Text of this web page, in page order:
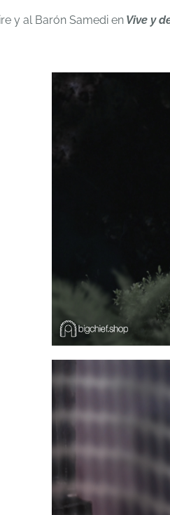
y al Barón Samedi en Vive y